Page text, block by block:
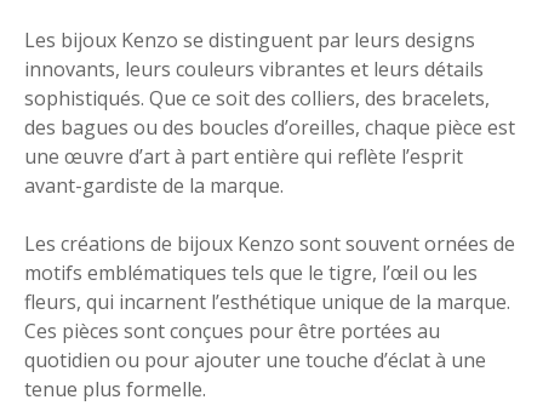
Les bijoux Kenzo se distinguent par leurs designs
innovants, leurs couleurs vibrantes et leurs détails
sophistiqués. Que ce soit des colliers, des bracelets,
des bagues ou des boucles d’oreilles, chaque pièce est
une œuvre d’art à part entière qui reflète l’esprit
avant-gardiste de la marque.
Les créations de bijoux Kenzo sont souvent ornées de
motifs emblématiques tels que le tigre, l’œil ou les
fleurs, qui incarnent l’esthétique unique de la marque.
Ces pièces sont conçues pour être portées au
quotidien ou pour ajouter une touche d’éclat à une
tenue plus formelle.